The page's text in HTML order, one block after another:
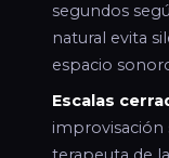
segundos
natural evita
espacio
Escalas
improvisación